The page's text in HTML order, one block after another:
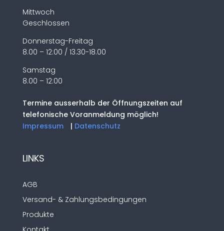
Mittwoch
Geschlossen
Donnerstag-Freitag
8.00 – 12:00 / 13.30-18.00
Samstag
8.00 – 12:00
Termine ausserhalb der Öffnungszeiten auf
telefonische Voranmeldung möglich!
Impressum
| Datenschutz
LINKS
AGB
Versand- & Zahlungsbedingungen
Produkte